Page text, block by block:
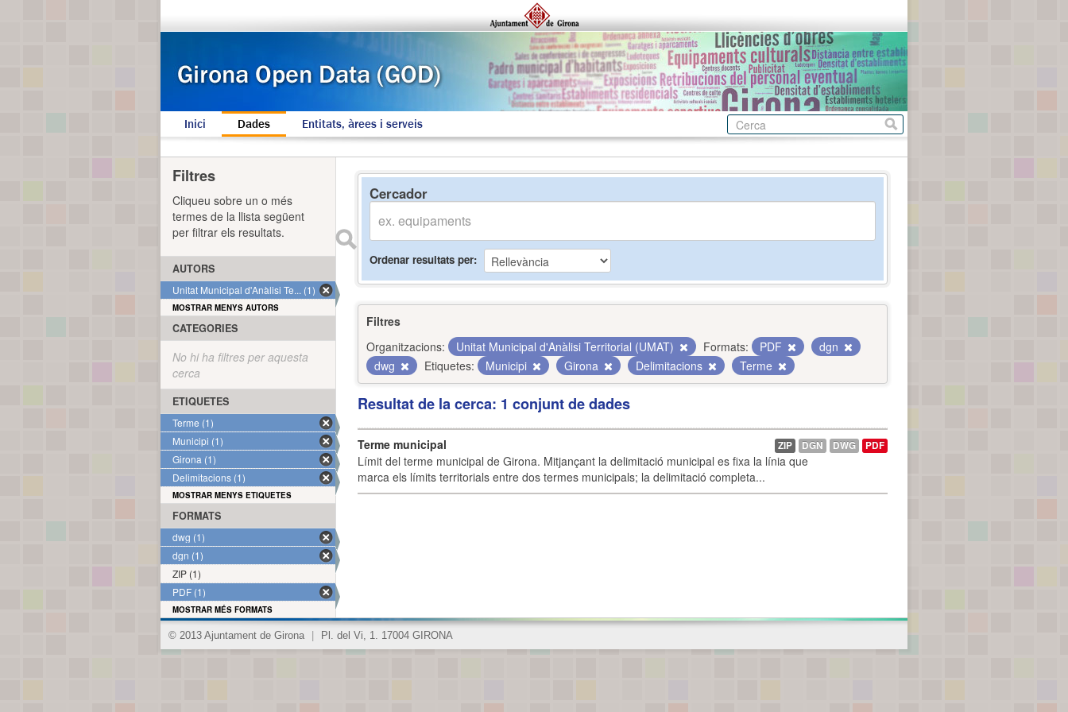
Inici Dades Entitats, àrees i serveis
Cercador
Ordenar resultats per
Filtres
Organitzacions:
Unitat Municipal d'Anàlisi Territorial (UMAT) Formats: PDF
dgn
dwg
Etiquetes: Municipi Girona Delimitacions Terme
Resultat de la cerca: 1 conjunt de dades
Terme municipal
Límit del terme municipal de Girona. Mitjançant la delimitació municipal es fixa la línia que
marca els límits territorials entre dos termes municipals; la delimitació completa...
ZIP DGN DWG PDF
Filtres
Cliqueu sobre un o més
termes de la llista següent
per filtrar els resultats.
AUTORS
Unitat Municipal d'Anàlisi Te... (1)
MOSTRAR MENYS AUTORS
CATEGORIES
No hi ha filtres per aquesta
cerca
ETIQUETES
Terme (1)
Municipi (1)
Girona (1)
Delimitacions (1)
MOSTRAR MENYS ETIQUETES
FORMATS
dwg (1)
dgn (1)
ZIP (1)
PDF (1)
MOSTRAR MÉS FORMATS
© 2013 Ajuntament de Girona Pl. del Vi, 1. 17004 GIRONA